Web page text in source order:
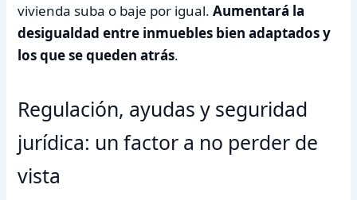
vivienda suba o baje por igual.Aumentará la
desigualdad entre inmuebles bien adaptados y
los que se queden atrás.
Regulación, ayudas y seguridad
jurídica: un factor a no perder de
vista